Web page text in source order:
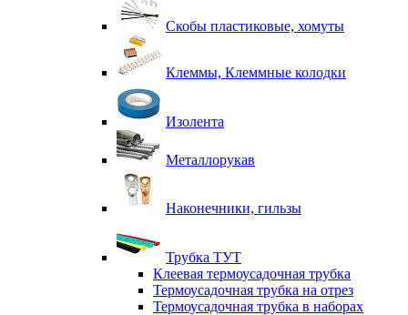
Скобы пластиковые, хомуты
Клеммы, Клеммные колодки
Изолента
Металлорукав
Наконечники, гильзы
Трубка ТУТ
Клеевая термоусадочная трубка
Термоусадочная трубка на отрез
Термоусадочная трубка в наборах